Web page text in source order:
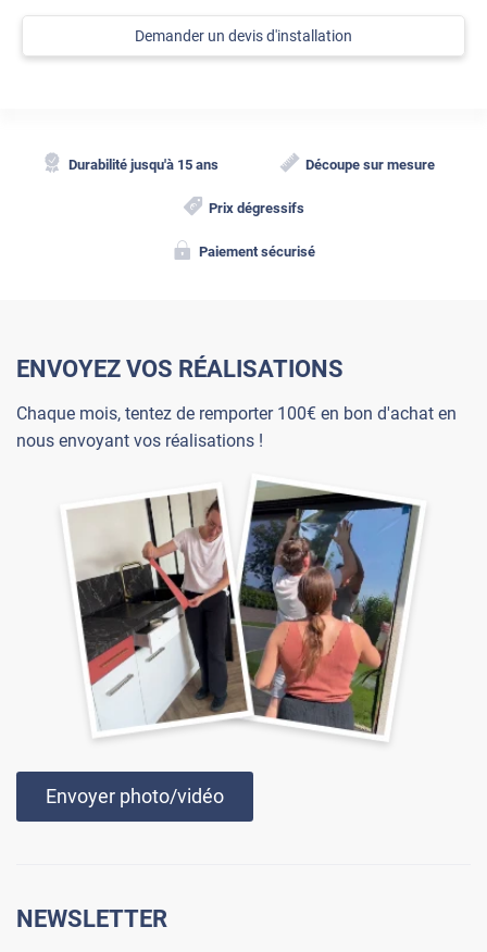
Demander un devis d'installation
Durabilité jusqu'à 15 ans Découpe sur mesure
Prix dégressifs
Paiement sécurisé
ENVOYEZ VOS RÉALISATIONS
Chaque mois, tentez de remporter 100€ en bon d'achat en
nous envoyant vos réalisations !
Envoyer photo/vidéo
NEWSLETTER